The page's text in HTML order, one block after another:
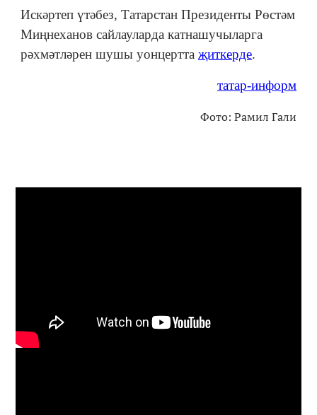
Искәртеп үтәбез, Татарстан Президенты Рөстәм
Миңнеханов сайлауларда катнашучыларга
рәхмәтләрен шушы уонцертта җиткерде.
татар-информ
Фото: Рамил Гали